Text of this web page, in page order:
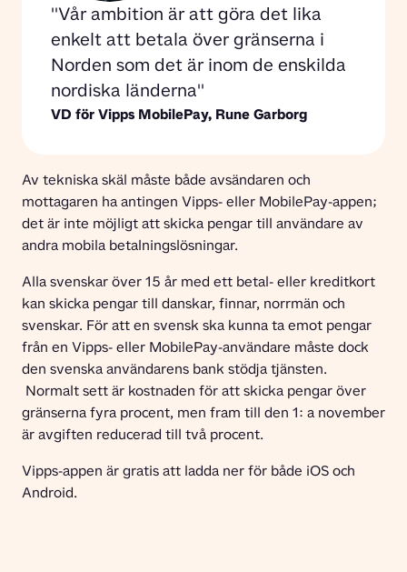
Vår ambition är att göra det lika
enkelt att betala över gränserna i
Norden som det är inom de enskilda
nordiska länderna
VD för Vipps MobilePay, Rune Garborg
Av tekniska skäl måste både avsändaren och
mottagaren ha antingen Vipps- eller MobilePay-appen;
det är inte möjligt att skicka pengar till användare av
andra mobila betalningslösningar.
Alla svenskar över 15 år med ett betal- eller kreditkort
kan skicka pengar till danskar, finnar, norrmän och
svenskar. För att en svensk ska kunna ta emot pengar
från en Vipps- eller MobilePay-användare måste dock
den svenska användarens bank stödja tjänsten.
gränserna fyra procent, men fram till den 1: a november
är avgiften reducerad till två procent.
Vipps-appen är gratis att ladda ner för både iOS och
Android.